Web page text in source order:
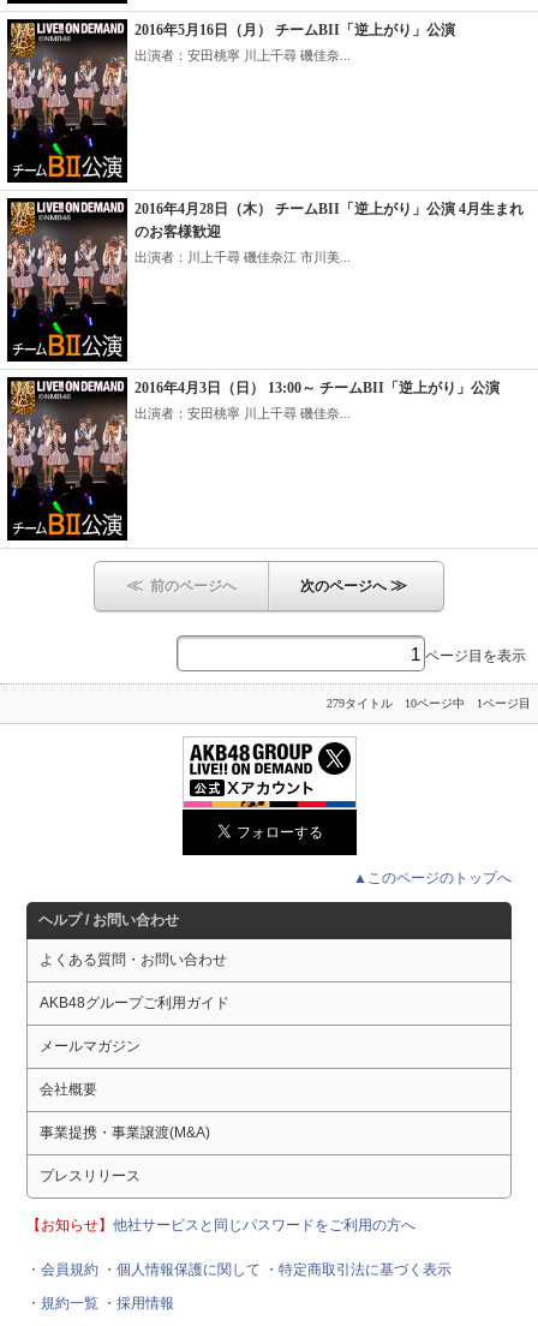
2016年5月16日（月） チームBII「逆上がり」公演
出演者：安田桃寧 川上千尋 磯佳奈...
2016年4月28日（木） チームBII「逆上がり」公演 4月生まれ
のお客様歓迎
出演者：川上千尋 磯佳奈江 市川美...
2016年4月3日（日） 13:00～ チームBII「逆上がり」公演
出演者：安田桃寧 川上千尋 磯佳奈...
≪ 前のページへ 次のページへ≫
ページ目を表示
279タイトル 10ページ中 1ページ目
▲このページのトップへ
ヘルプ / お問い合わせ
よくある質問・お問い合わせ
AKB48グループご利用ガイド
メールマガジン
会社概要
事業提携・事業譲渡(M&A)
プレスリリース
【お知らせ】他社サービスと同じパスワードをご利用の方へ
・会員規約 ・個人情報保護に関して
・特定商取引法に基づく表示
・規約一覧 ・採用情報